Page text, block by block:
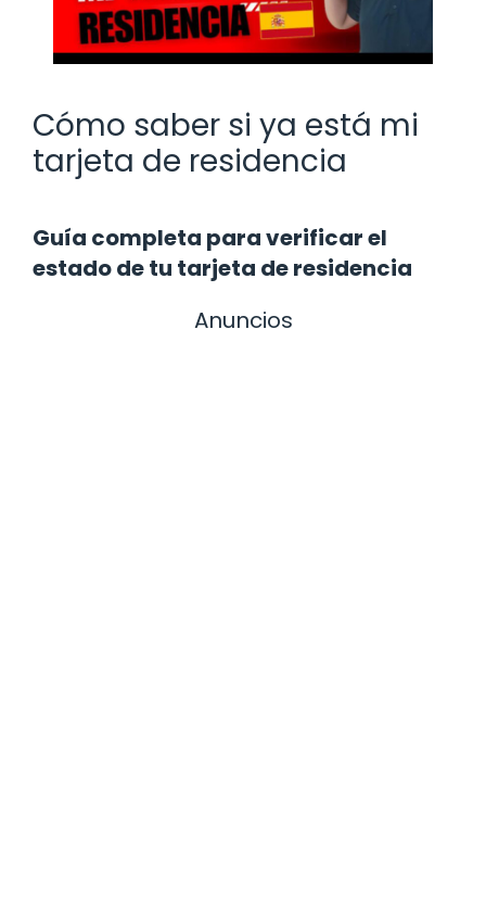
Cómo saber si ya está mi
tarjeta de residencia
Guía completa para verificar el
estado de tu tarjeta de residencia
Anuncios